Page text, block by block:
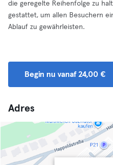
die geregelte Reihenfolge zu
gestattet, um allen Besuchern
Ablauf zu gewährleisten.
Begin nu vanaf 24,00 €
Adres